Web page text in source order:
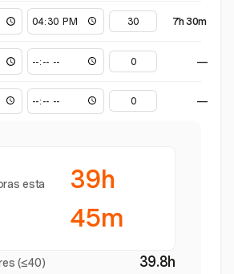
7h 30m
—
—
esta
39h
45m
(≤40) 39.8h